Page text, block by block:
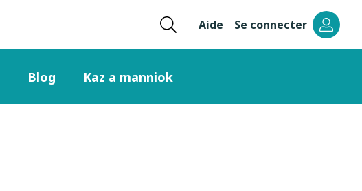
Ouvrir
Menu
right
Aide Se connecter
Blog Kaz a manniok